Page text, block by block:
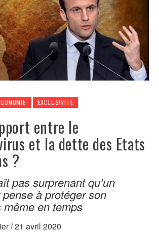
EXCLUSIVITÉ
entre le
et la dette des Etats
?
pas surprenant qu’un
à protéger son
même en temps
/21 avril 2020